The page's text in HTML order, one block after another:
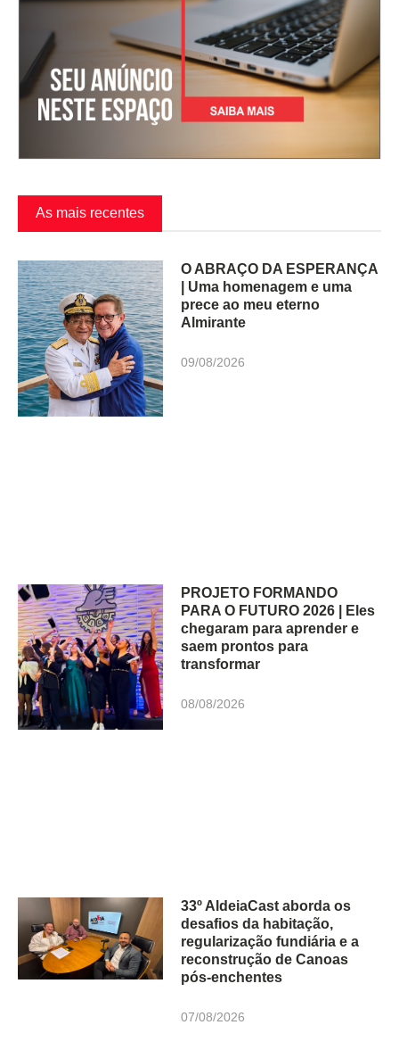
As mais recentes
O ABRAÇO DA ESPERANÇA
| Uma homenagem e uma
prece ao meu eterno
Almirante
09/08/2026
PROJETO FORMANDO
PARA O FUTURO 2026 | Eles
chegaram para aprender e
saem prontos para
transformar
08/08/2026
33º AldeiaCast aborda os
desafios da habitação,
regularização fundiária e a
reconstrução de Canoas
pós-enchentes
07/08/2026